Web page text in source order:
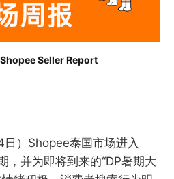
Seller Report
）Shopee泰国市场进入
，并为即将到来的“DP暑期大